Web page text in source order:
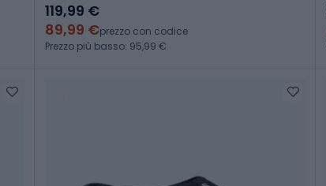
119,99 €
89,99 €prezzo con codice
Prezzo più basso: 95,99 €